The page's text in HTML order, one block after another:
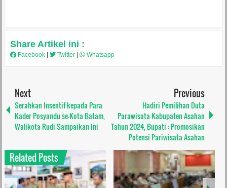
Share Artikel ini :
Facebook Twitter Whatsapp
Next
Serahkan Insentif kepada Para
Kader Posyandu se-Kota Batam,
Walikota Rudi Sampaikan Ini
Previous
Hadiri Pemilihan Duta
Parawisata Kabupaten Asahan
Tahun 2024, Bupati : Promosikan
Potensi Pariwisata Asahan
Related Posts